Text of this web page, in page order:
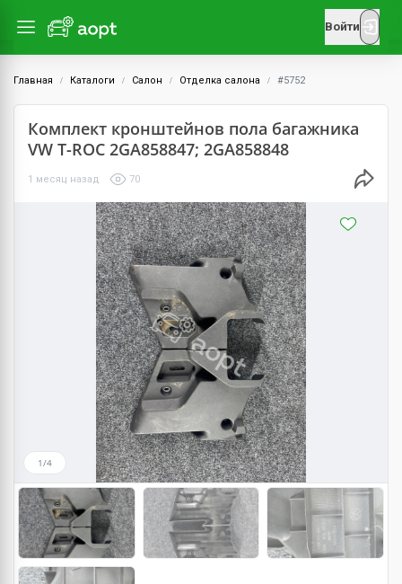
Войти
Главная Каталоги Салон Отделка салона #5752
Комплект кронштейнов пола багажника
VW T-ROC 2GA858847; 2GA858848
1 месяц назад 70
1/4